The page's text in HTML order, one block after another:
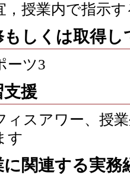
，授業内で指示す
もしくは取得
ーツ3
援
ィスアワー、授
す
に関連する実務